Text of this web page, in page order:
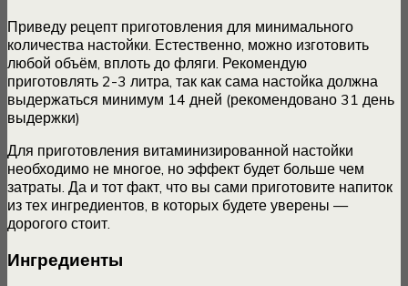
Приведу рецепт приготовления для минимального
количества настойки. Естественно, можно изготовить
любой объём, вплоть до фляги. Рекомендую
приготовлять 2-3 литра, так как сама настойка должна
выдержаться минимум 14 дней (рекомендовано 31 день
выдержки)
Для приготовления витаминизированной настойки
необходимо не многое, но эффект будет больше чем
затраты. Да и тот факт, что вы сами приготовите напиток
из тех ингредиентов, в которых будете уверены —
дорогого стоит.
Ингредиенты